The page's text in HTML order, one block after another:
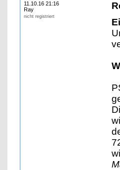
11.10.16 21:16
Ray
nicht registriert